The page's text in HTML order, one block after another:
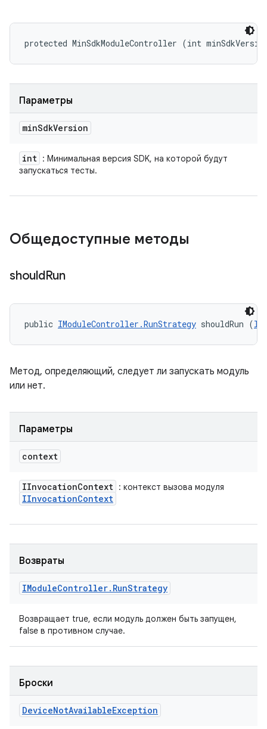
protected MinSdkModuleController (int
Параметры
minSdkVersion
int : Минимальная версия SDK, на которой будут
запускаться тесты.
Общедоступные методы
shouldRun
public IModuleController.RunStrategy shouldRun (
Метод, определяющий, следует ли запускать модуль
или нет.
Параметры
context
IInvocationContext : контекст вызова модуля
IInvocationContext
Возвраты
IModuleController. RunStrategy
Возвращает true, если модуль должен быть запущен,
false в противном случае.
Броски
DeviceNotAvailableException